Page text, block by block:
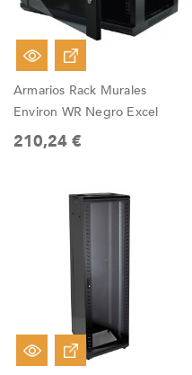
Armarios Rack Murales
Environ WR Negro Excel
210,24 €